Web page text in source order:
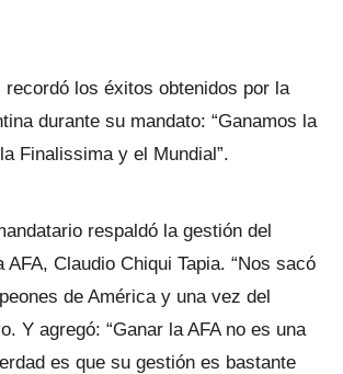
recordó los éxitos obtenidos por la
durante su mandato: “Ganamos la
Finalissima y el Mundial”.
respaldó la gestión del
AFA, Claudio Chiqui Tapia. “Nos sacó
de América y una vez del
Y agregó: “Ganar la AFA no es una
es que su gestión es bastante